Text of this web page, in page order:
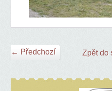
← Předchozí Zpět do